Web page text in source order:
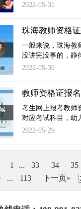
2022-05-31
一般来说，珠海教
没讲完没事的，静
2022-05-30
考生网上报考教师
对应考试科目，
2022-05-29
1 ... 33 34 35
... 113 下一页»